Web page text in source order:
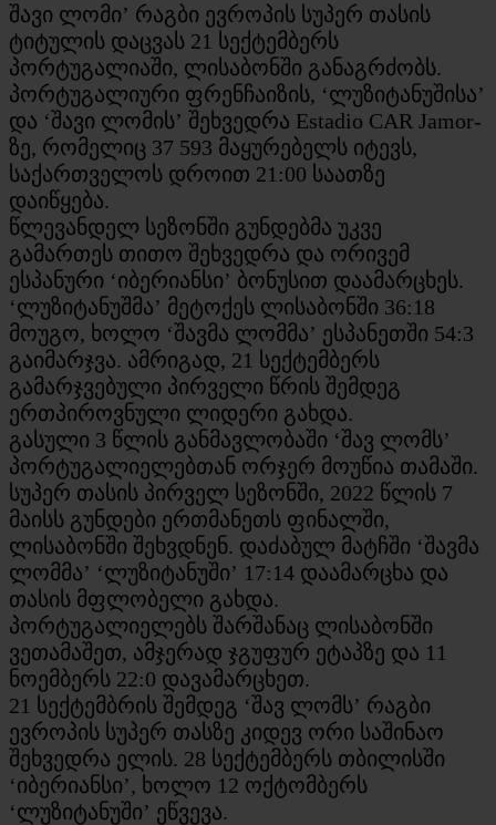
შავი ლომი’ რაგბი ევროპის სუპერ თასის
ტიტულის დაცვას 21 სექტემბერს
პორტუგალიაში, ლისაბონში განაგრძობს.
პორტუგალიური ფრენჩაიზის, ‘ლუზიტანუშისა’
და ‘შავი ლომის’ შეხვედრა Estadio CAR Jamor-
ზე, რომელიც 37 593 მაყურებელს იტევს,
საქართველოს დროით 21:00 საათზე
დაიწყება.
წლევანდელ სეზონში გუნდებმა უკვე
გამართეს თითო შეხვედრა და ორივემ
ესპანური ‘იბერიანსი’ ბონუსით დაამარცხეს.
‘ლუზიტანუშმა’ მეტოქეს ლისაბონში 36:18
მოუგო, ხოლო ‘შავმა ლომმა’ ესპანეთში 54:3
გაიმარჯვა. ამრიგად, 21 სექტემბერს
გამარჯვებული პირველი წრის შემდეგ
ერთპიროვნული ლიდერი გახდა.
გასული 3 წლის განმავლობაში ‘შავ ლომს’
პორტუგალიელებთან ორჯერ მოუწია თამაში.
სუპერ თასის პირველ სეზონში, 2022 წლის 7
მაისს გუნდები ერთმანეთს ფინალში,
ლისაბონში შეხვდნენ. დაძაბულ მატჩში ‘შავმა
ლომმა’ ‘ლუზიტანუში’ 17:14 დაამარცხა და
თასის მფლობელი გახდა.
პორტუგალიელებს შარშანაც ლისაბონში
ვეთამაშეთ, ამჯერად ჯგუფურ ეტაპზე და 11
ნოემბერს 22:0 დავამარცხეთ.
21 სექტემბრის შემდეგ ‘შავ ლომს’ რაგბი
ევროპის სუპერ თასზე კიდევ ორი საშინაო
შეხვედრა ელის. 28 სექტემბერს თბილისში
‘იბერიანსი’, ხოლო 12 ოქტომბერს
‘ლუზიტანუში’ ეწვევა.